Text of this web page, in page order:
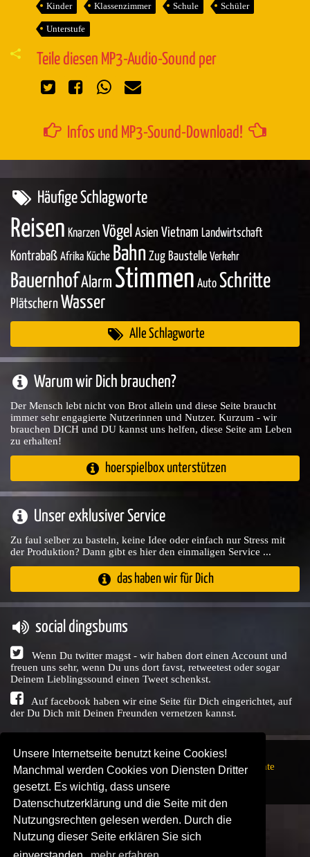
Unsere Internetseite benutzt keine Cookies!
Manchmal werden Cookies von Diensten Dritter
gesetzt. Es wichtig, dass unsere
Datenschutzerklärung und die Seite mit den
Nutzungsrechten gelesen werden. Durch die
Nutzung dieser Seite erklären Sie sich
Kinder Klassenzimmer Schule Schüler
Unterstufe
Teile diesen MP3-Audio-Sound per
Infos und MP3-Sound-Download!
Häufige Schlagworte
Reisen Knarzen Vögel Asien Vietnam Landwirtschaft
Kontrabaß Afrika Küche Bahn Zug Baustelle Verkehr
BauernhofAlarm Stimmen Auto Schritte
Plätschern Wasser
Alle Schlagworte
Warum wir Dich brauchen?
Der Mensch lebt nicht von Brot allein und diese Seite braucht
immer sehr engagierte Nutzerinnen und Nutzer. Kurzum - wir
brauchen DICH und DU kannst uns helfen, diese Seite am Leben
zu erhalten!
hoerspielbox unterstützen
Unser exklusiver Service
Zu faul selber zu basteln, keine Idee oder einfach nur Stress mit
der Produktion? Dann gibt es hier den einmaligen Service ...
das haben wir für Dich
social dingsbums
Wenn Du twitter magst - wir haben dort einen Account und
freuen uns sehr, wenn Du uns dort favst, retweetest oder sogar
Deinem Lieblingssound einen Tweet schenkst.
Auf facebook haben wir eine Seite für Dich eingerichtet, auf
der Du Dich mit Deinen Freunden vernetzen kannst.
Copyright © Audio Union GbR, 1999 - 2026,Nutzungsrechte
SENDEPLATZ ↗